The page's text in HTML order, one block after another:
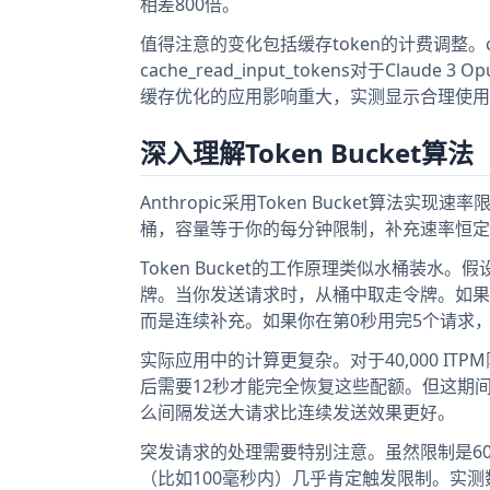
值得注意的变化包括缓存token的计费调整
cache_read_input_tokens对于Claude 3
缓存优化的应用影响重大，实测显示合理使
深入理解Token Bucket算法
Anthropic采用Token Bucket算法实现速率
桶，容量等于你的每分钟限制，补充速率恒
Token Bucket的工作原理类似水桶装水。假
牌。当你发送请求时，从桶中取走令牌。如
而是连续补充。如果你在第0秒用完5个请求
实际应用中的计算更复杂。对于40,000
后需要12秒才能完全恢复这些配额。但这期
么间隔发送大请求比连续发送效果更好。
突发请求的处理需要特别注意。虽然限制是
（比如100毫秒内）几乎肯定触发限制。实